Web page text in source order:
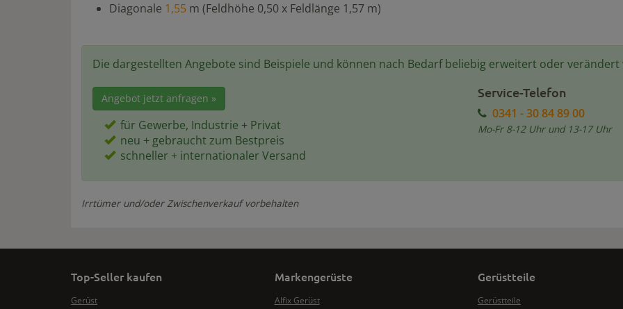
Diagonale 1,55 m (Feldhöhe 0,50 x Feldlänge 1,57 m)
Die dargestellten Angebote sind Beispiele und können nach Bedarf beliebig erweitert oder verändert
Angebot jetzt anfragen »
für Gewerbe, Industrie + Privat
neu + gebraucht zum Bestpreis
schneller + internationaler Versand
Service-Telefon
0341 - 30 84 89 00
Mo-Fr 8-12 Uhr und 13-17 Uhr
Irrtümer und/oder Zwischenverkauf vorbehalten
Top-Seller kaufen
Gerüst
Markengerüste
Alfix Gerüst
Gerüstteile
Gerüstteile